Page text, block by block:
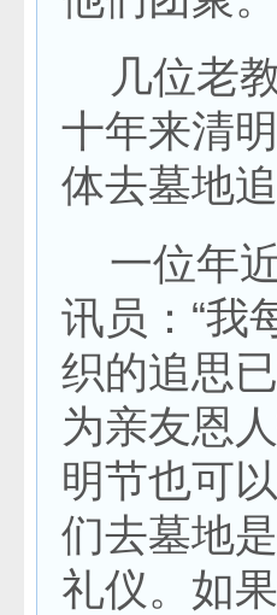
几位老
十年来清
体去墓地
一位年
讯员：“我
织的追思
为亲友恩
明节也可
们去墓地
礼仪。如